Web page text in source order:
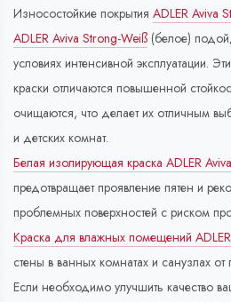
Износостойкие покрытия ADLER Aviva
ADLER Aviva Strong-Weiß (белое)
условиях интенсивной эксплуатации.
краски отличаются повышенной
очищаются, что делает их отличным
и детских комнат.
Белая изолирующая краска ADLER
предотвращает проявление пятен и
проблемных поверхностей с риском
Краска для влажных помещений
стены в ванных комнатах и санузлах от
Если необходимо улучшить качество